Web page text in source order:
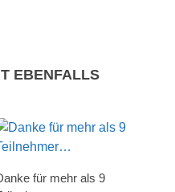
EBENFALLS
für mehr als 9